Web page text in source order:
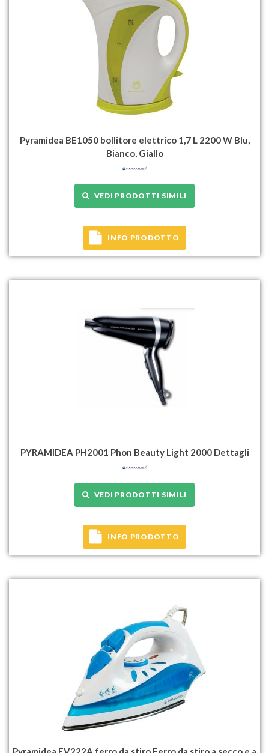
Pyramidea BE1050 bollitore elettrico 1,7 L 2200 W Blu,
Bianco, Giallo
VEDI PRODOTTI SIMILI
INFO PRODOTTO
PYRAMIDEA PH2001 Phon Beauty Light 2000 Dettagli
VEDI PRODOTTI SIMILI
INFO PRODOTTO